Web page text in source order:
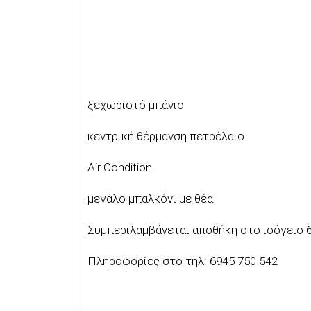
ξεχωριστό μπάνιο
κεντρική θέρμανση πετρέλαιο
Air Condition
μεγάλο μπαλκόνι με θέα
Συμπεριλαμβάνεται αποθήκη στο ισόγειο
Πληροφορίες στο τηλ: 6945 750 542